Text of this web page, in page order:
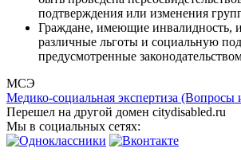
подтверждения или изменения
Граждане, имеющие инвалидность,
различные льготы и социальную
предусмотренные
МСЭ
Медико-социальная экспертиза (Вопросы
Перешел на другой домен citydisabled.ru
Мы в социальных сетях: